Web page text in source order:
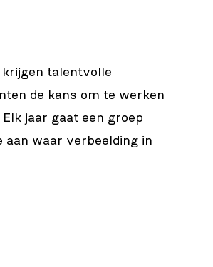
krijgen talentvolle
de kans om te werken
jaar gaat een groep
aan waar verbeelding in